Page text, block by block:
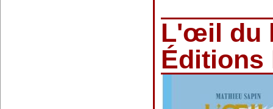
L'œil du
Éditions